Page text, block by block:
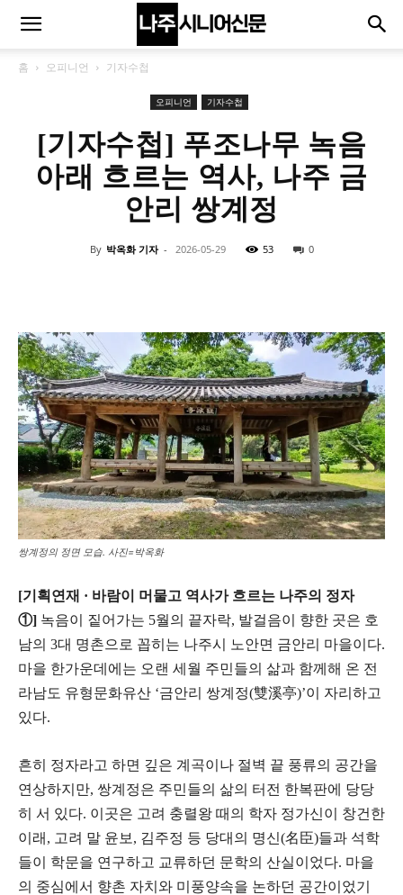
홈 오피니언 기자수첩
오피니언 기자수첩
[기자수첩] 푸조나무 녹음
아래 흐르는 역사, 나주 금
안리 쌍계정
By 박옥화 기자 - 2026-05-29 53 0
쌍계정의 정면 모습. 사진=박옥화
[기획연재 · 바람이 머물고 역사가 흐르는 나주의 정자
①] 녹음이 짙어가는 5월의 끝자락, 발걸음이 향한 곳은 호
남의 3대 명촌으로 꼽히는 나주시 노안면 금안리 마을이다.
마을 한가운데에는 오랜 세월 주민들의 삶과 함께해 온 전
라남도 유형문화유산 ‘금안리 쌍계정(雙溪亭)’이 자리하고
있다.
흔히 정자라고 하면 깊은 계곡이나 절벽 끝 풍류의 공간을
연상하지만, 쌍계정은 주민들의 삶의 터전 한복판에 당당
히 서 있다. 이곳은 고려 충렬왕 때의 학자 정가신이 창건한
이래, 고려 말 윤보, 김주정 등 당대의 명신(名臣)들과 석학
들이 학문을 연구하고 교류하던 문학의 산실이었다. 마을
의 중심에서 향촌 자치와 미풍양속을 논하던 공간이었기